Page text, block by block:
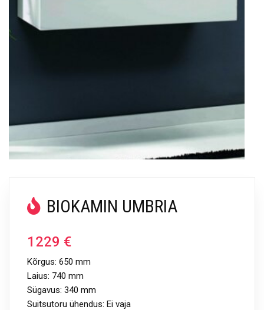
BIOKAMIN UMBRIA
1229 €
Kõrgus: 650 mm
Laius: 740 mm
Sügavus: 340 mm
Suitsutoru ühendus: Ei vaja